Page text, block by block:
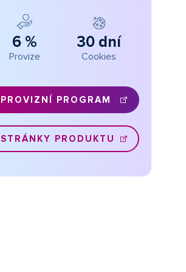
6 %
Provize
30 dní
Cookies
PROVIZNÍ PROGRAM
STRÁNKY PRODUKTU